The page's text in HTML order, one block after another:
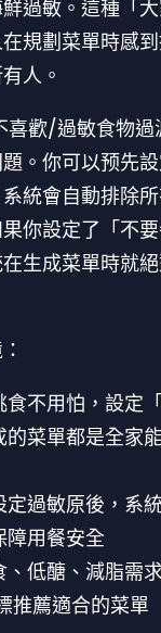
過敏。這種「
規劃菜單時感
人。
喜歡/過敏食物過
。你可以预先
統會自動排除
你設定了「不
生成菜單時就
食不用怕，設定
菜單都是全家
定過敏原後，系
障用餐安全
、低醣、減脂需
推薦適合的菜單